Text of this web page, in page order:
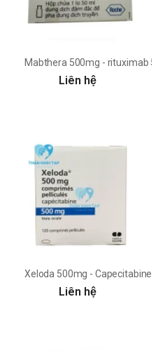
Mabthera 500mg - rituximab
Liên hệ
Xeloda 500mg - Capecitabine
Liên hệ